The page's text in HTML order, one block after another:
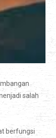
salah
berfungsi